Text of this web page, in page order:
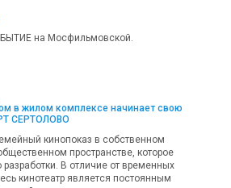
на Мосфильмовской.
в жилом комплексе начинает свою
СЕРТОЛОВО
кинопоказ в собственном
пространстве, которое
В отличие от временных
кинотеатр является постоянным